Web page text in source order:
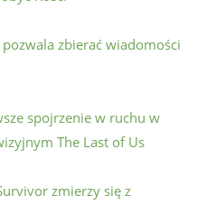
zbierać wiadomości
spojrzenie w ruchu w
The Last of Us
zmierzy się z